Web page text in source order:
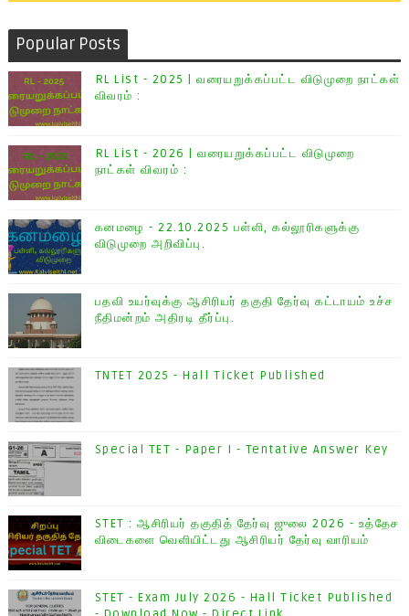
Popular Posts
RL List - 2025 | வரையறுக்கப்பட்ட விடுமுறை நாட்கள்
விவரம் :
RL List - 2026 | வரையறுக்கப்பட்ட விடுமுறை
நாட்கள் விவரம் :
கனமழை - 22.10.2025 பள்ளி, கல்லூரிகளுக்கு
விடுமுறை அறிவிப்பு.
பதவி உயர்வுக்கு ஆசிரியர் தகுதி தேர்வு கட்டாயம் உச்ச
நீதிமன்றம் அதிரடி தீர்ப்பு.
TNTET 2025 - Hall Ticket Published
Special TET - Paper I - Tentative Answer Key
STET : ஆசிரியர் தகுதித் தேர்வு ஜுலை 2026 - உத்தேச
விடைகளை வெளியிட்டது ஆசிரியர் தேர்வு வாரியம்
STET - Exam July 2026 - Hall Ticket Published